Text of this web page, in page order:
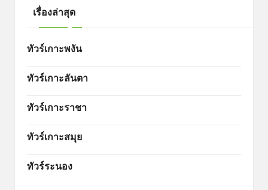
เรื่องล่าสุด
ทัวร์เกาะพงัน
ทัวร์เกาะลันตา
ทัวร์เกาะราชา
ทัวร์เกาะสมุย
ทัวร์ระนอง